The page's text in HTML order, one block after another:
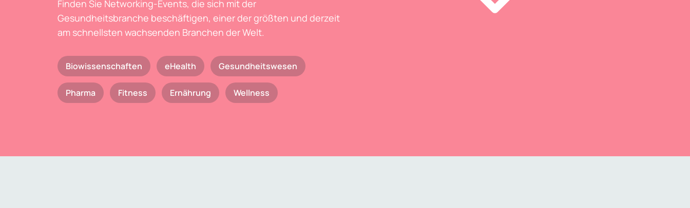
Finden Sie Networking-Events, die sich mit der
Gesundheitsbranche beschäftigen, einer der größten und derzeit
am schnellsten wachsenden Branchen der Welt.
Biowissenschaften eHealth Gesundheitswesen
Pharma Fitness Ernährung Wellness